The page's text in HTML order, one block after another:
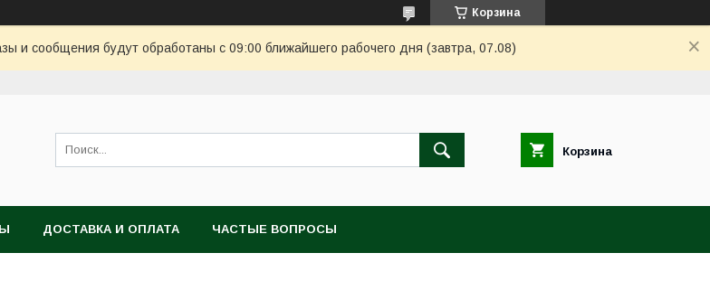
Корзина
и сообщения будут обработаны с 09:00 ближайшего рабочего дня (завтра, 07.08)
Корзина
ДОСТАВКА И ОПЛАТА ЧАСТЫЕ ВОПРОСЫ